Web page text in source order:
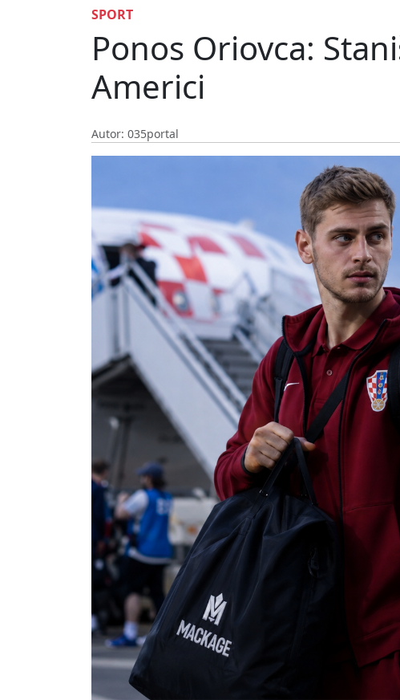
SPORT
Ponos Oriovca:
Americi
Autor: 035portal